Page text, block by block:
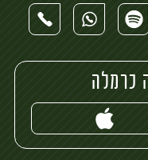
כרמלה